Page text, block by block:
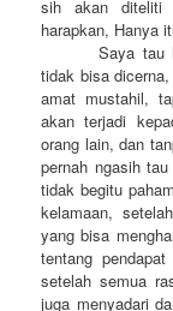
sih akan diteliti
harapkan, Hanya
Saya tau
tidak bisa
amat mustahil,
akan terjadi
orang lain, dan
pernah ngasih
tidak begitu
kelamaan,
yang bisa
tentang
setelah semua
juga menyadari